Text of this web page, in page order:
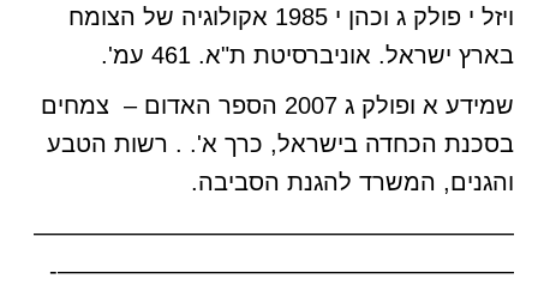
ויזל י פולק ג וכהן י 1985 אקולוגיה של הצומח
בארץ ישראל. אוניברסיטת ת"א. 461 עמ'.
שמידע א ופולק ג 2007 הספר האדום – צמחים
בסכנת הכחדה בישראל, כרך א'. . רשות הטבע
והגנים, המשרד להגנת הסביבה.
————————————————————
———————————————————-